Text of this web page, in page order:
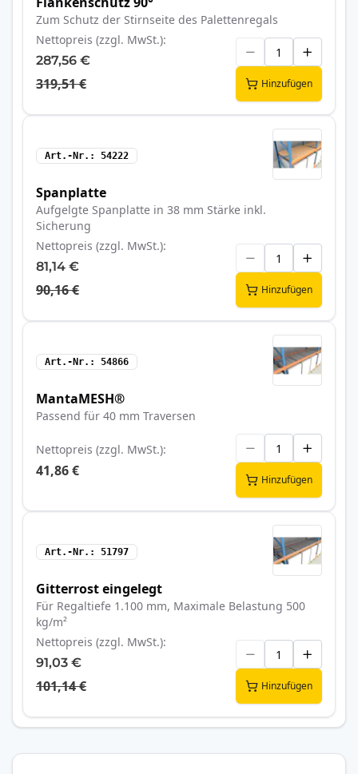
Zum Schutz der Stirnseite des Palettenregals
Nettopreis (zzgl. MwSt.)
287,56 €
319,51 € Hinzufügen
Art.-Nr. 54222
Spanplatte
Aufgelgte Spanplatte in 38 mm Stärke inkl.
Sicherung
Nettopreis (zzgl. MwSt.)
81,14 €
90,16 € Hinzufügen
Art.-Nr. 54866
MantaMESH®
Passend für 40 mm Traversen
Nettopreis (zzgl. MwSt.)
41,86 €
Hinzufügen
Art.-Nr. 51797
Gitterrost eingelegt
Für Regaltiefe 1.100 mm, Maximale Belastung 500
kg/m²
Nettopreis (zzgl. MwSt.)
91,03 €
101,14 € Hinzufügen